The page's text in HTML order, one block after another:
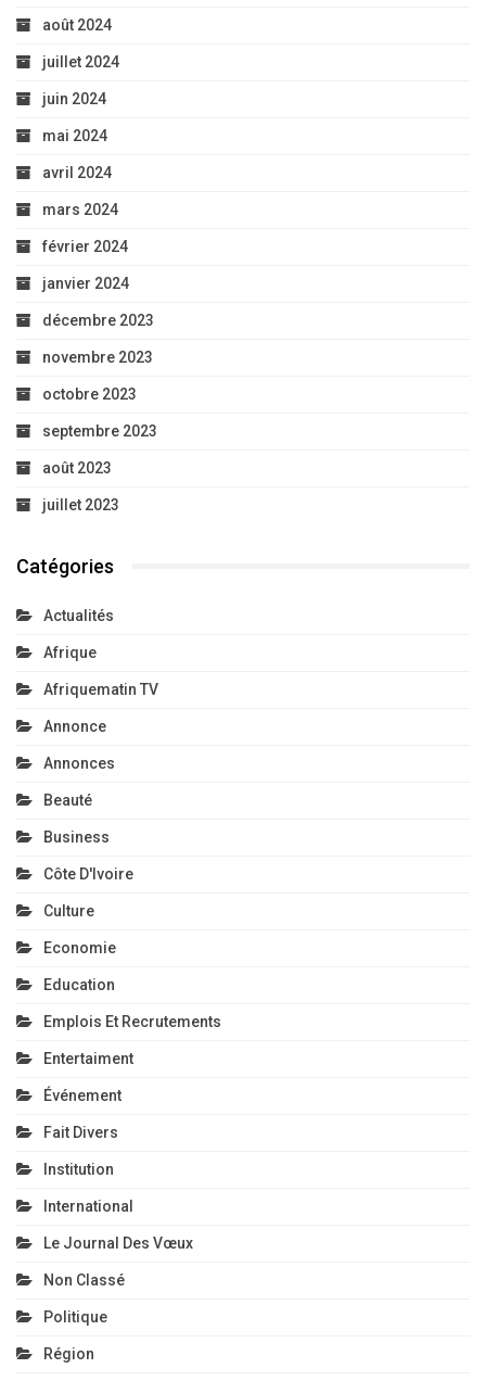
août 2024
juillet 2024
juin 2024
mai 2024
avril 2024
mars 2024
février 2024
janvier 2024
décembre 2023
novembre 2023
octobre 2023
septembre 2023
août 2023
juillet 2023
Catégories
Actualités
Afrique
Afriquematin TV
Annonce
Annonces
Beauté
Business
Côte D'Ivoire
Culture
Economie
Education
Emplois Et Recrutements
Entertaiment
Événement
Fait Divers
Institution
International
Le Journal Des Vœux
Non Classé
Politique
Région